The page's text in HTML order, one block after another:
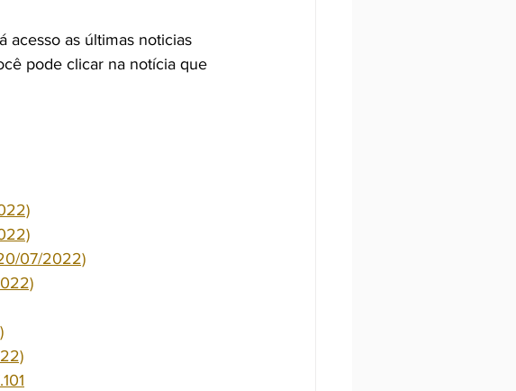
acesso as últimas noticias
pode clicar na notícia que
07/2022)